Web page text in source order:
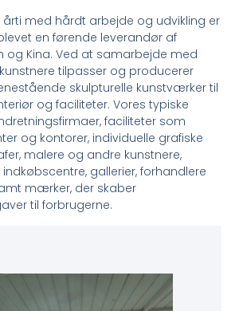
årti med hårdt arbejde og udvikling er
en førende leverandør af
og Kina. Ved at samarbejde med
tilpasser og producerer
skulpturelle kunstværker til
og faciliteter. Vores typiske
faciliteter som
og kontorer, individuelle grafiske
malere og andre kunstnere,
gallerier, forhandlere
mærker, der skaber
til forbrugerne.